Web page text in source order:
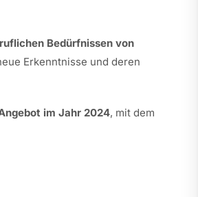
Bedürfnissen von
Erkenntnisse und deren
im Jahr 2024, mit dem